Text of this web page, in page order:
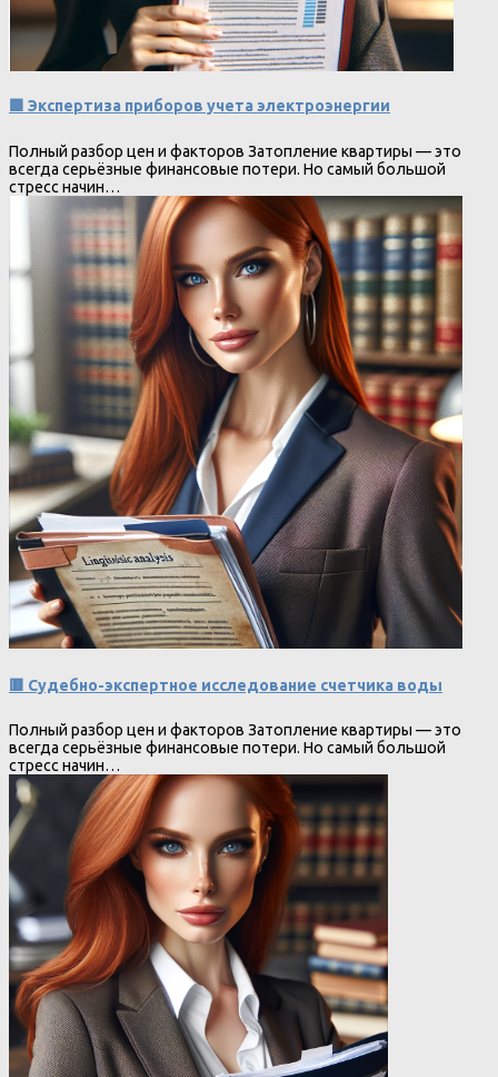
🟩 Экспертиза приборов учета электроэнергии
Полный разбор цен и факторов Затопление квартиры — это
всегда серьёзные финансовые потери. Но самый большой
стресс начин…
🟥 Судебно-экспертное исследование счетчика воды
Полный разбор цен и факторов Затопление квартиры — это
всегда серьёзные финансовые потери. Но самый большой
стресс начин…